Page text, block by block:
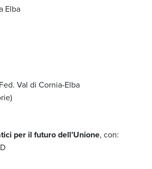
Elba
Val di Cornia-Elba
per il futuro dell’Unione, con: